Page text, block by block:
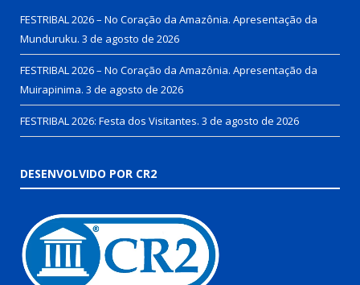
FESTRIBAL 2026 – No Coração da Amazônia. Apresentação da
Munduruku. 3 de agosto de 2026
FESTRIBAL 2026 – No Coração da Amazônia. Apresentação da
Muirapinima. 3 de agosto de 2026
FESTRIBAL 2026: Festa dos Visitantes. 3 de agosto de 2026
DESENVOLVIDO POR CR2